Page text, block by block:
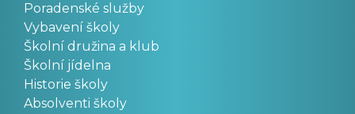
Poradenské služby
Vybavení školy
Školní družina a klub
Školní jídelna
Historie školy
Absolventi školy